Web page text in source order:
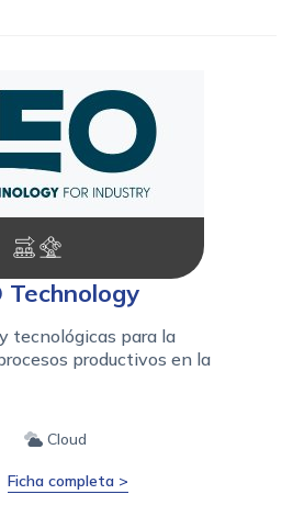
Technology
tecnológicas para la
productivos en la
Cloud
Ficha completa >